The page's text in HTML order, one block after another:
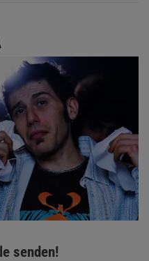
senden!